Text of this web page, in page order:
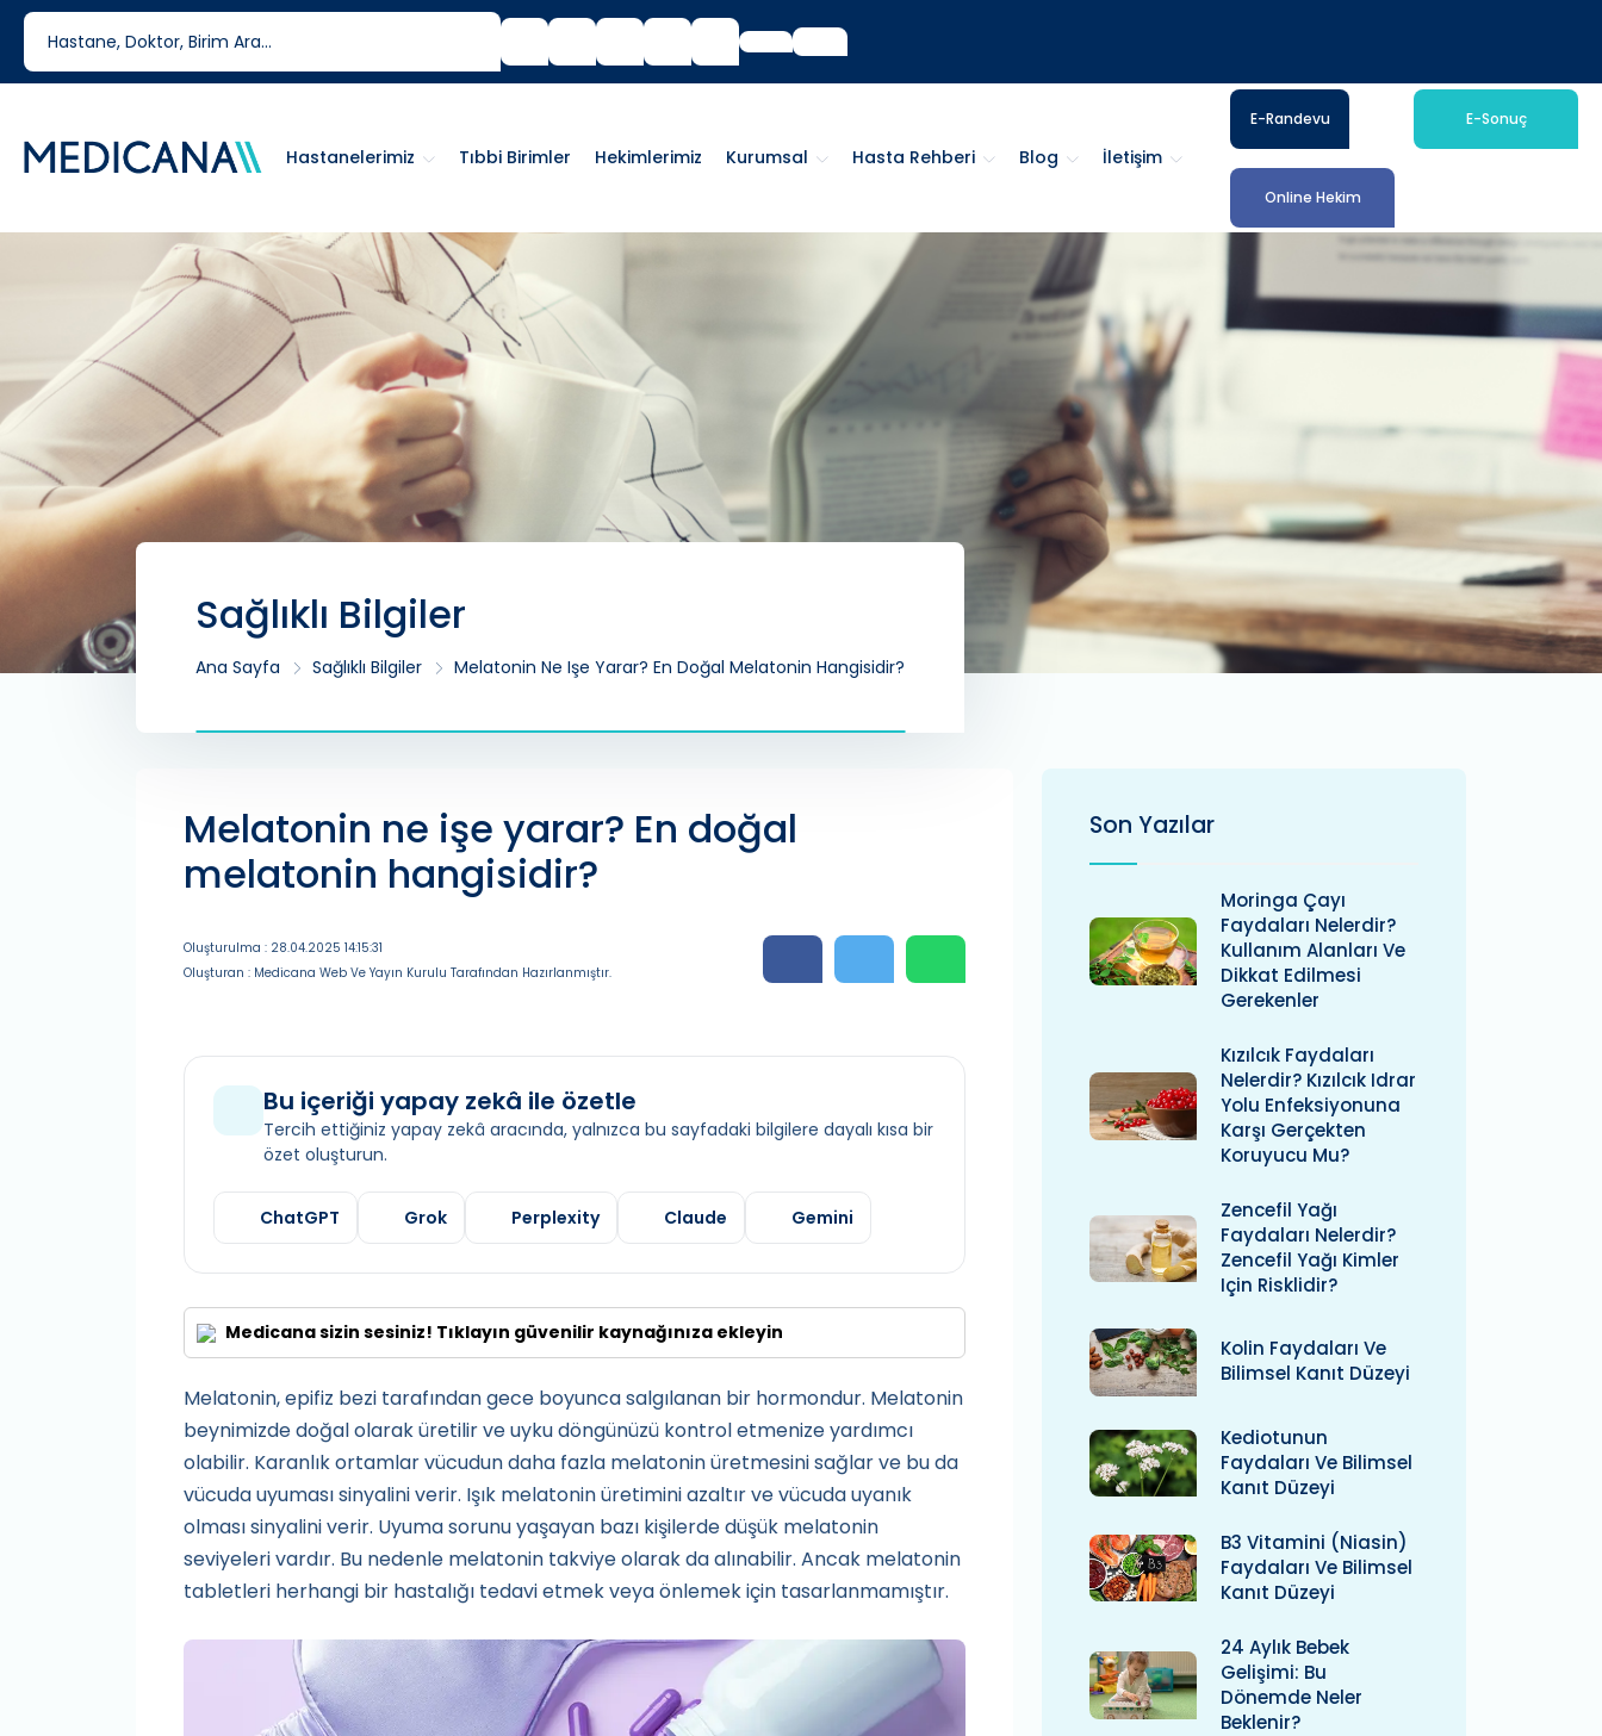
444 6 334
Tıbbi Birimler Hekimlerimiz Kurumsal Hasta Rehberi Blog İletişim
Hastanelerimiz
E-Randevu E-Sonuç
Online Hekim
Sağlıklı Bilgiler
Ana Sayfa Sağlıklı Bilgiler Melatonin Ne Işe Yarar? En Doğal Melatonin Hangisidir?
Melatonin ne işe yarar? En doğal
melatonin hangisidir?
Oluşturulma : 28.04.2025 14:15:31
Oluşturan : Medicana Web Ve Yayın Kurulu Tarafından Hazırlanmıştır.
Bu içeriği yapay zekâ ile özetle
Tercih ettiğiniz yapay zekâ aracında, yalnızca bu sayfadaki bilgilere dayalı kısa bir
özet oluşturun.
ChatGPT Grok Perplexity Claude Gemini
Medicana sizin sesiniz! Tıklayın güvenilir kaynağınıza ekleyin
Melatonin, epifiz bezi tarafından gece boyunca salgılanan bir hormondur. Melatonin
beynimizde doğal olarak üretilir ve uyku döngünüzü kontrol etmenize yardımcı
olabilir. Karanlık ortamlar vücudun daha fazla melatonin üretmesini sağlar ve bu da
vücuda uyuması sinyalini verir. Işık melatonin üretimini azaltır ve vücuda uyanık
olması sinyalini verir. Uyuma sorunu yaşayan bazı kişilerde düşük melatonin
seviyeleri vardır. Bu nedenle melatonin takviye olarak da alınabilir. Ancak melatonin
tabletleri herhangi bir hastalığı tedavi etmek veya önlemek için tasarlanmamıştır.
Son Yazılar
Moringa Çayı
Faydaları Nelerdir?
Kullanım Alanları Ve
Dikkat Edilmesi
Gerekenler
Kızılcık Faydaları
Nelerdir? Kızılcık Idrar
Yolu Enfeksiyonuna
Karşı Gerçekten
Koruyucu Mu?
Zencefil Yağı
Faydaları Nelerdir?
Zencefil Yağı Kimler
Için Risklidir?
Kolin Faydaları Ve
Bilimsel Kanıt Düzeyi
Kediotunun
Faydaları Ve Bilimsel
Kanıt Düzeyi
B3 Vitamini (niasin)
Faydaları Ve Bilimsel
Kanıt Düzeyi
24 Aylık Bebek
Gelişimi: Bu
Dönemde Neler
Beklenir?